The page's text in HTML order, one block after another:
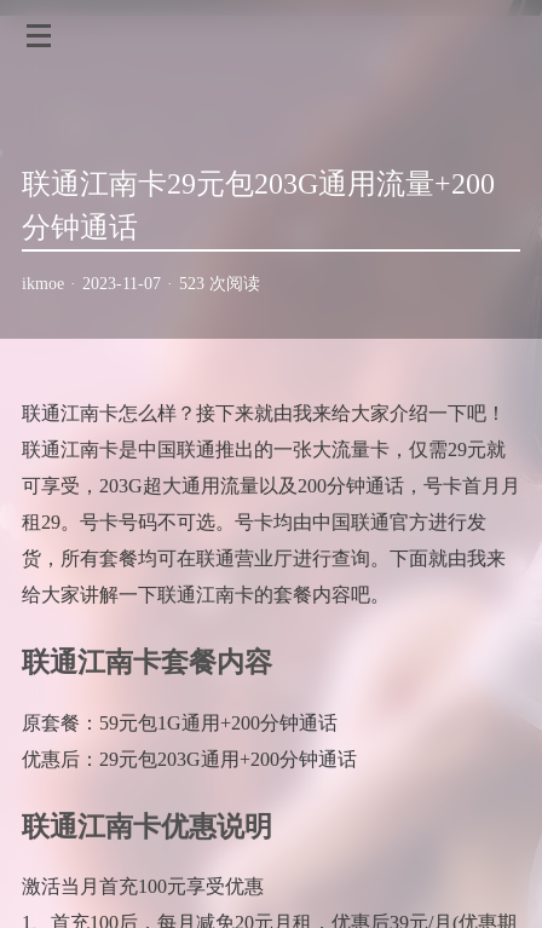
联通江南卡29元包203G通用流量+200
分钟通话
ikmoe · 2023-11-07 · 523 次阅读
联通江南卡怎么样？接下来就由我来给大家介绍一下吧！
联通江南卡是中国联通推出的一张大流量卡，仅需29元就
可享受，203G超大通用流量以及200分钟通话，号卡首月月
租29。号卡号码不可选。号卡均由中国联通官方进行发
货，所有套餐均可在联通营业厅进行查询。下面就由我来
给大家讲解一下联通江南卡的套餐内容吧。
联通江南卡套餐内容
原套餐：59元包1G通用+200分钟通话
优惠后：29元包203G通用+200分钟通话
联通江南卡优惠说明
激活当月首充100元享受优惠
1、首充100后，每月减免20元月租，优惠后39元/月(优惠期